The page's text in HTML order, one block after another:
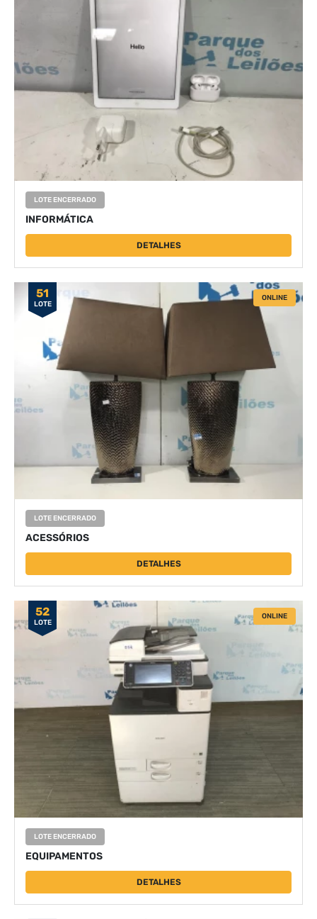
LOTE ENCERRADO
INFORMÁTICA
DETALHES
51
LOTE
ONLINE
LOTE ENCERRADO
ACESSÓRIOS
DETALHES
52
LOTE
ONLINE
LOTE ENCERRADO
EQUIPAMENTOS
DETALHES